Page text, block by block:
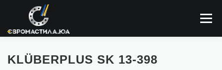
Меню
ПРО КОМПАНІЮ МАСТИЛЬНІ МАТЕРІАЛИ
KLÜBERPLUS SK 13-398